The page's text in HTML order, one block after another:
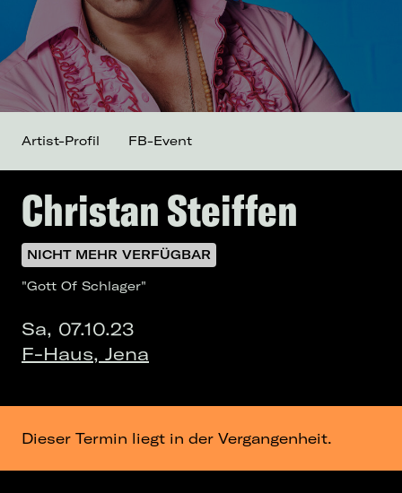
Christan Steiffen
NICHT MEHR VERFÜGBAR
"Gott Of Schlager"
Sa, 07.10.23
F-Haus, Jena
Artist-Profil FB-Event
Dieser Termin liegt in der Vergangenheit.